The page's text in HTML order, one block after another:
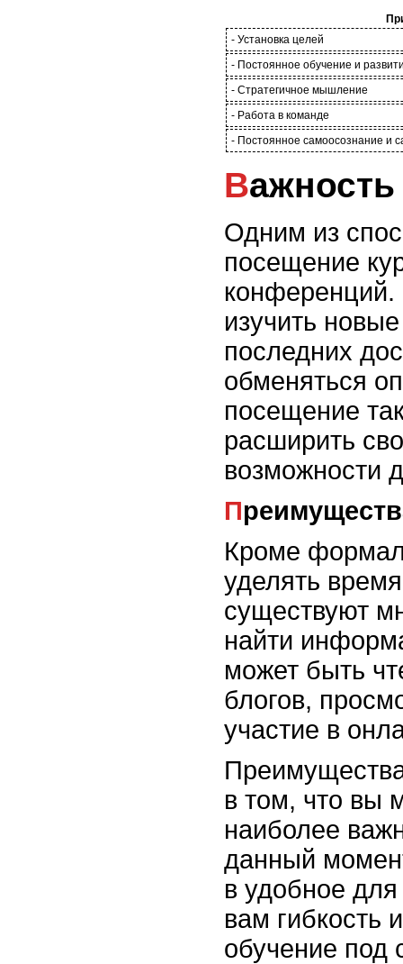
- Установка целей
- Постоянное обучение и
- Стратегичное мышление
- Работа в команде
- Постоянное самоосознание и
Одним из
посещение
конференций.
изучить
последних
обменяться
посещение
расширить
возможности
Кроме
уделять
существуют
найти
может быть
блогов,
участие в
в том, что вы
наиболее
данный
в удобное
вам гибкость
обучение под